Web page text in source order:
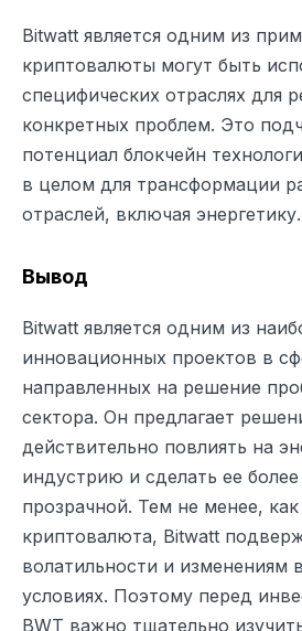
Bitwatt является одним из
криптовалюты могут быть
специфических отраслях для
конкретных проблем. Это
потенциал блокчейн
в целом для трансформации
отраслей, включая энергетику.
Вывод
Bitwatt является одним из
инновационных проектов в
направленных на решение
сектора. Он предлагает
действительно повлиять на
индустрию и сделать ее
прозрачной. Тем не менее,
криптовалюта, Bitwatt
волатильности и изменениям
условиях. Поэтому перед
BWT важно тщательно